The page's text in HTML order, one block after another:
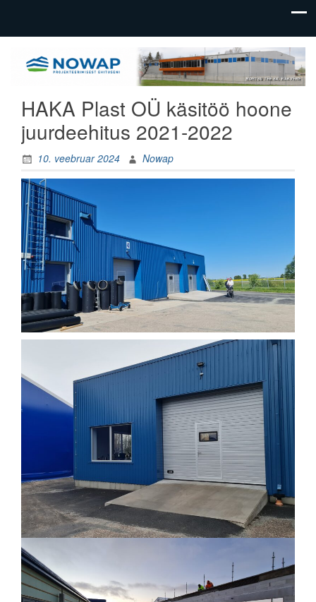
Nowap
üldehitus,
tootmishoonete
HAKA Plast OÜ käsitöö hoone
juurdeehitus 2021-2022
10. veebruar 2024 Nowap